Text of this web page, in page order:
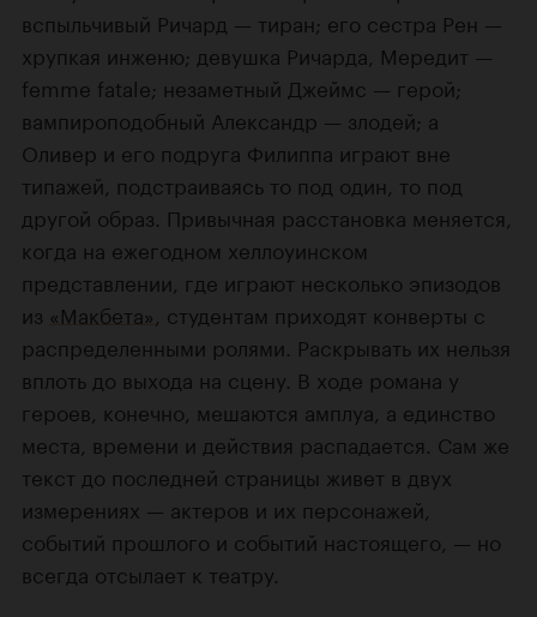
вспыльчивый Ричард — тиран; его сестра Рен —
хрупкая инженю; девушка Ричарда, Мередит —
femme fatale; незаметный Джеймс — герой;
вампироподобный Александр — злодей; а
Оливер и его подруга Филиппа играют вне
типажей, подстраиваясь то под один, то под
другой образ. Привычная расстановка меняется,
когда на ежегодном хеллоуинском
представлении, где играют несколько эпизодов
из «Макбета» , студентам приходят конверты с
распределенными ролями. Раскрывать их нельзя
вплоть до выхода на сцену. В ходе романа у
героев, конечно, мешаются амплуа, а единство
места, времени и действия распадается. Сам же
текст до последней страницы живет в двух
измерениях — актеров и их персонажей,
событий прошлого и событий настоящего, — но
всегда отсылает к театру.